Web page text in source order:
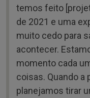
temos feito
de 2021 e uma
muito cedo para
acontecer.
momento cada
coisas. Quando a
planejamos tirar